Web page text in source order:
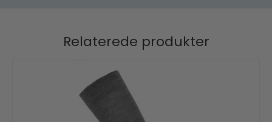
Relaterede produkter